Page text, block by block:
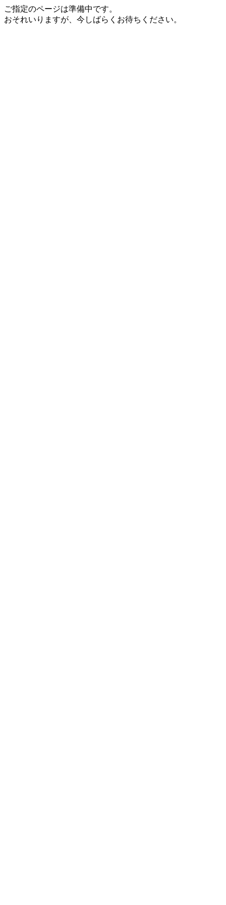
ご指定のページは準備中です。
おそれいりますが、今しばらくお待ちください。